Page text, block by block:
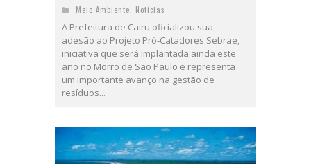
Meio Ambiente, Notícias
A Prefeitura de Cairu oficializou sua
adesão ao Projeto Pró-Catadores Sebrae,
iniciativa que será implantada ainda este
ano no Morro de São Paulo e representa
um importante avanço na gestão de
resíduos...